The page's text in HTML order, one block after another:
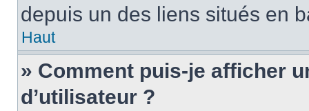
depuis un des liens situés en
Haut
» Comment puis-je afficher
d’utilisateur ?